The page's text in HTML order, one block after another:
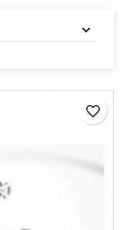
favorite_border